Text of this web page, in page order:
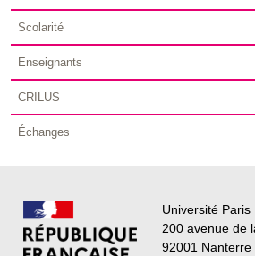
Scolarité
Enseignants
CRILUS
Échanges
Université Paris
200 avenue de
92001 Nanterre